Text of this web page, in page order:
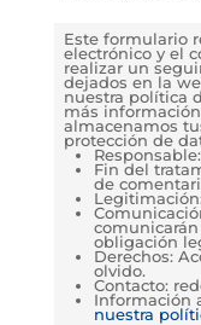
Este formulario
electrónico y el
realizar un
dejados en la
nuestra política
más
almacenamos
protección de
Fin del
de
obligación
Derechos:
olvido.
Contacto:
Información
nuestra